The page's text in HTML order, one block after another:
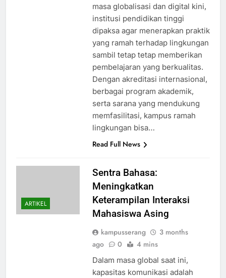
masa globalisasi dan digital kini,
institusi pendidikan tinggi
dipaksa agar menerapkan praktik
yang ramah terhadap lingkungan
sambil tetap tetap memberikan
pembelajaran yang berkualitas.
Dengan akreditasi internasional,
berbagai program akademik,
serta sarana yang mendukung
memfasilitasi, kampus ramah
lingkungan bisa…
Read Full News
ARTIKEL
Sentra Bahasa:
Meningkatkan
Keterampilan Interaksi
Mahasiswa Asing
kampusserang
3 months
ago
0 4 mins
Dalam masa global saat ini,
kapasitas komunikasi adalah